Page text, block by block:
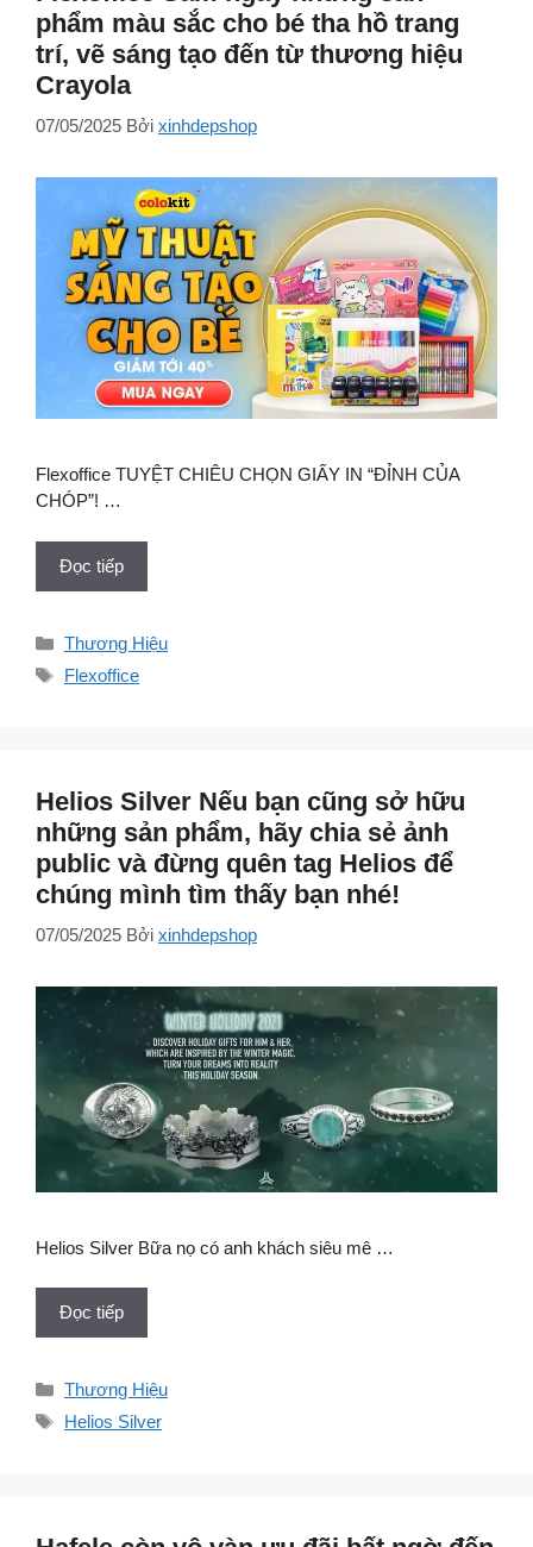
phẩm màu sắc cho bé tha hồ trang
trí, vẽ sáng tạo đến từ thương hiệu
Crayola
07/05/2025 Bởi xinhdepshop
Flexoffice TUYỆT CHIÊU CHỌN GIẤY IN “ĐỈNH CỦA
CHÓP”! …
Đọc tiếp
Danh
mục
Thương Hiệu
Thẻ
Flexoffice
Helios Silver Nếu bạn cũng sở hữu
những sản phẩm, hãy chia sẻ ảnh
public và đừng quên tag Helios để
chúng mình tìm thấy bạn nhé!
07/05/2025 Bởi xinhdepshop
Helios Silver Bữa nọ có anh khách siêu mê …
Đọc tiếp
Danh
mục
Thương Hiệu
Thẻ
Helios Silver